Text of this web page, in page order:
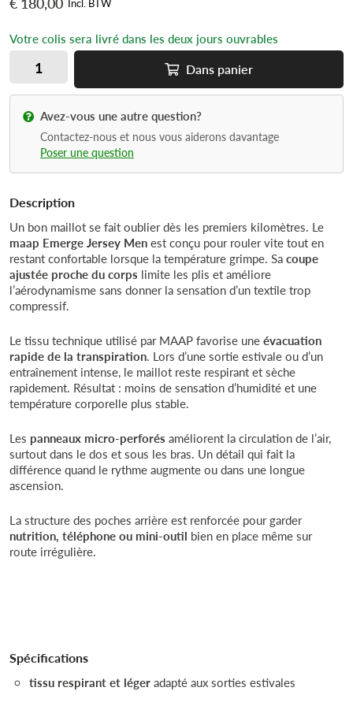
Votre colis sera livré dans les deux jours ouvrables
Dans panier
Avez-vous une autre question?
Contactez-nous et nous vous aiderons davantage
Poser une question
Description
Un bon maillot se fait oublier dès les premiers kilomètres. Le
maap Emerge Jersey Menest conçu pour rouler vite tout en
restant confortable lorsque la température grimpe. Sacoupe
ajustée proche du corps limite les plis et améliore
l’aérodynamisme sans donner la sensation d’un textile trop
compressif.
Le tissu technique utilisé par MAAP favorise uneévacuation
rapide de la transpiration. Lors d’une sortie estivale ou d’un
entraînement intense, le maillot reste respirant et sèche
rapidement. Résultat : moins de sensation d’humidité et une
température corporelle plus stable.
Les panneaux micro-perforés améliorent la circulation de l’air,
surtout dans le dos et sous les bras. Un détail qui fait la
différence quand le rythme augmente ou dans une longue
ascension.
La structure des poches arrière est renforcée pour garder
nutrition, téléphone ou mini-outil bien en place même sur
route irrégulière.
Spécifications
tissu respirant et légeradapté aux sorties estivales